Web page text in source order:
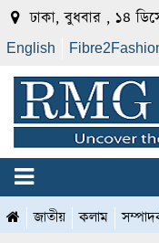
ঢাকা, বুধবার , ১৪
English
জাতীয় কলাম